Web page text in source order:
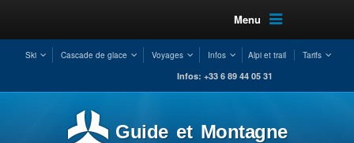
Menu
Ski Cascade de glace Voyages Infos Alpi et trail Tarifs
Infos: +33 6 89 44 05 31
Guide et Montagne